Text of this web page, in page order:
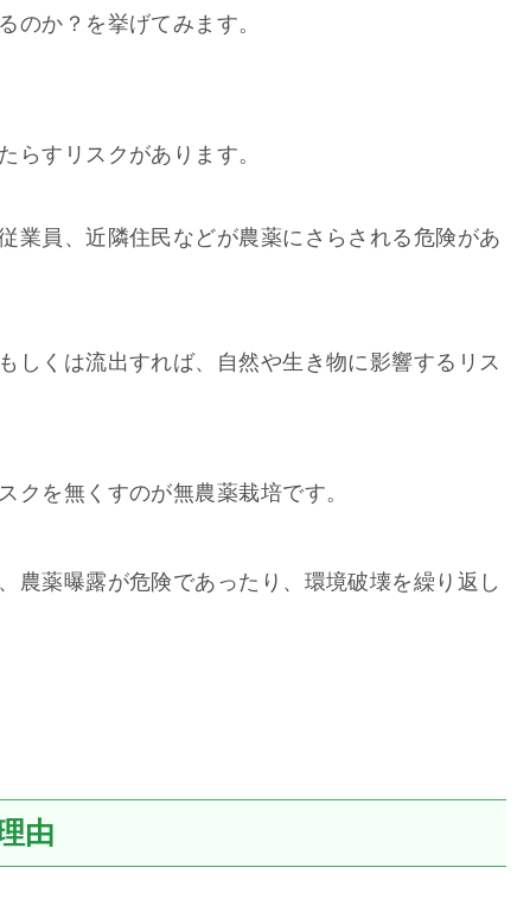
のか？を挙げてみます。
らすリスクがあります。
業員、近隣住民などが農薬にさらされる危険があ
しくは流出すれば、自然や生き物に影響するリス
クを無くすのが無農薬栽培です。
農薬曝露が危険であったり、環境破壊を繰り返し
由